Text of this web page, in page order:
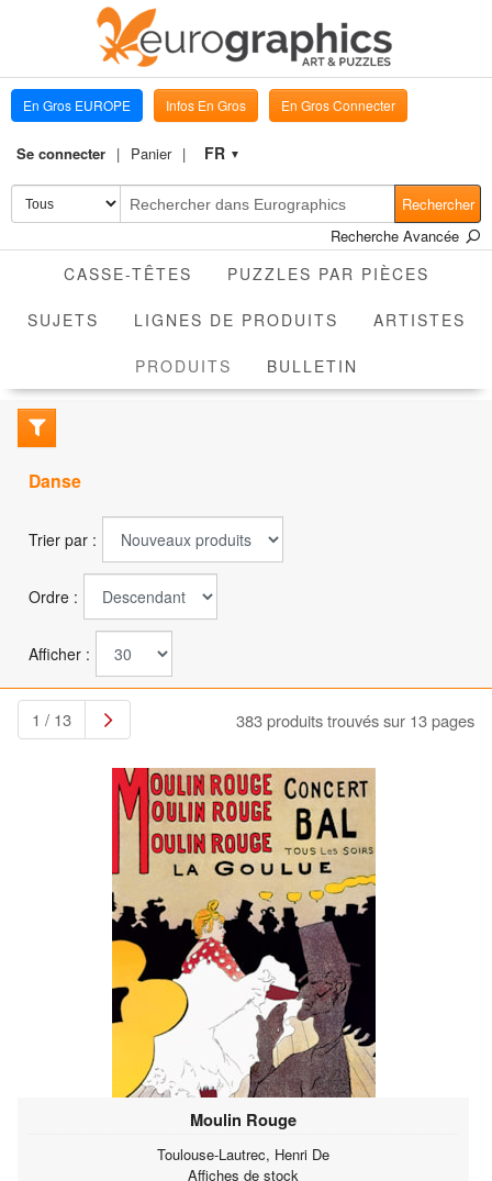
En Gros EUROPE Infos En Gros En Gros Connecter
Se connecter Panier FR ▼
Rechercher
Recherche Avancée
CASSE-TÊTES PUZZLES PAR PIÈCES
SUJETS LIGNES DE PRODUITS ARTISTES
PRODUITS ACTIVEBULLETIN
Danse
Trier par :
Ordre :
Afficher :
1 / 13 383 produits trouvés sur 13 pages
Moulin Rouge
Toulouse-Lautrec, Henri De
Affiches de stock